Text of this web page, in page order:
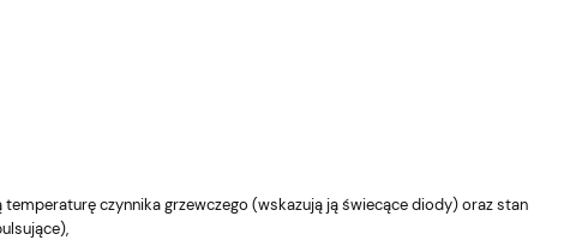
czynnika grzewczego (wskazują ją świecące diody) oraz stan